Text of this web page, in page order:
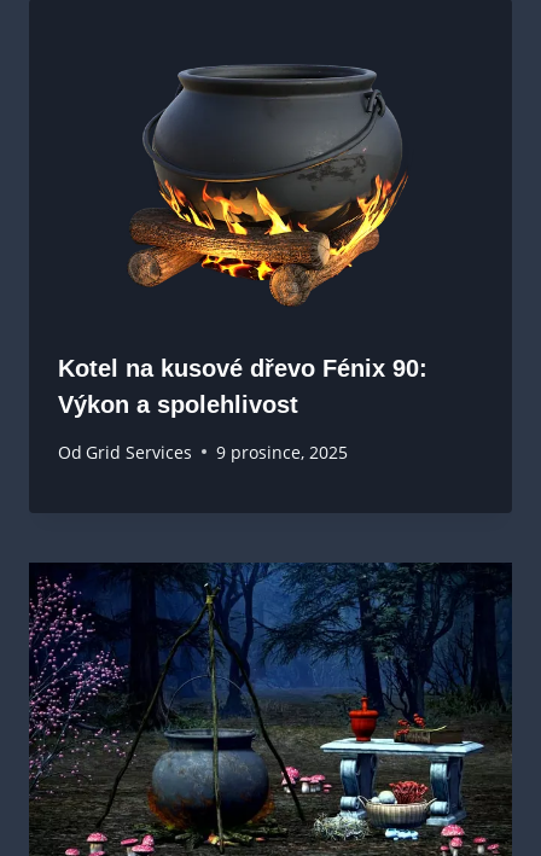
Kotel na kusové dřevo Fénix 90:
Výkon a spolehlivost
Od Grid Services 9 prosince, 2025